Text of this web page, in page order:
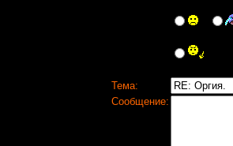
Тема:
Сообщение: